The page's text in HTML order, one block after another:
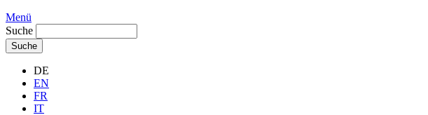
Menü
Suche
Suche
DE
EN
FR
IT